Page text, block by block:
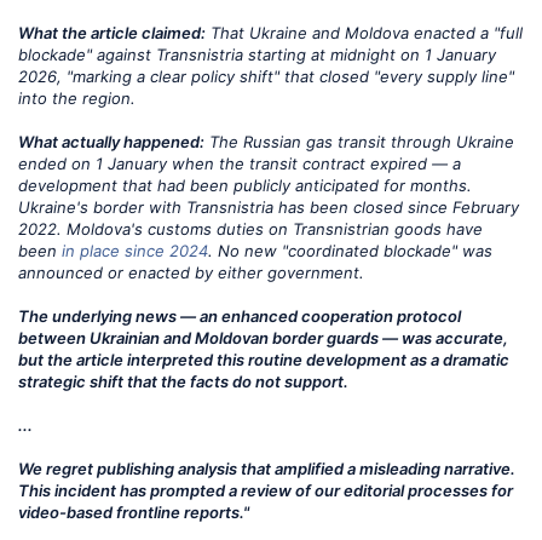
What the article claimed: That Ukraine and Moldova enacted a "full
blockade" against Transnistria starting at midnight on 1 January
2026, "marking a clear policy shift" that closed "every supply line"
into the region.
What actually happened: The Russian gas transit through Ukraine
ended on 1 January when the transit contract expired — a
development that had been publicly anticipated for months.
Ukraine's border with Transnistria has been closed since February
2022. Moldova's customs duties on Transnistrian goods have
been in place since 2024. No new "coordinated blockade" was
announced or enacted by either government.
The underlying news — an enhanced cooperation protocol
between Ukrainian and Moldovan border guards — was accurate,
but the article interpreted this routine development as a dramatic
strategic shift that the facts do not support.
...
We regret publishing analysis that amplified a misleading narrative.
This incident has prompted a review of our editorial processes for
video-based frontline reports."